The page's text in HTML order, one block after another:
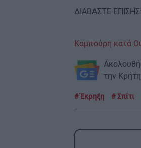
ΔΙΑΒΑΣΤΕ ΕΠΙΣΗΣ:
Καμπούρη κατά
την
Έκρηξη Σπίτι